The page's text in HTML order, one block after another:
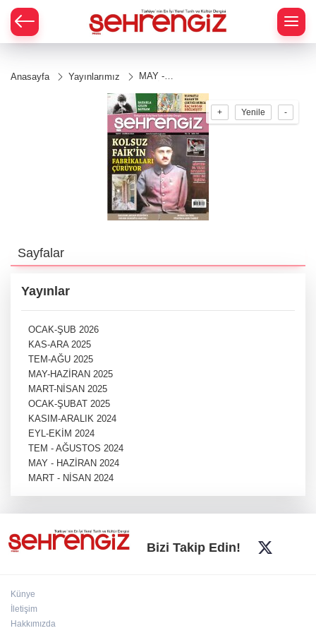
Anasayfa Yayınlarımız
MAY -
2024
+ Yenile -
Sayfalar
Yayınlar
OCAK-ŞUB 2026
KAS-ARA 2025
TEM-AĞU 2025
MAY-HAZİRAN 2025
MART-NİSAN 2025
OCAK-ŞUBAT 2025
KASIM-ARALIK 2024
EYL-EKİM 2024
TEM - AĞUSTOS 2024
MAY - HAZİRAN 2024
MART - NİSAN 2024
Bizi Takip Edin!
Künye
İletişim
Hakkımızda